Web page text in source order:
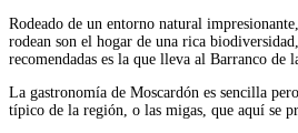
Rodeado de un entorno natural
rodean son el hogar de una rica
recomendadas es la que lleva al Barranco
La gastronomía de Moscardón es sencilla
típico de la región, o las migas, que aquí se